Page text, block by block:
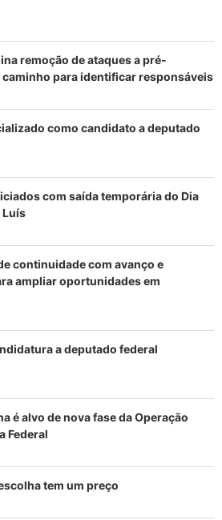
remoção de ataques a pré-
caminho para identificar responsáveis
como candidato a deputado
com saída temporária do Dia
Luís
continuidade com avanço e
ampliar oportunidades em
a deputado federal
é alvo de nova fase da Operação
Federal
tem um preço